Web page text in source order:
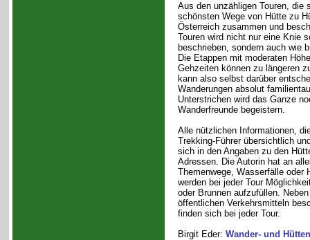
Aus den unzähligen Touren, die
schönsten Wege von Hütte zu
Österreich zusammen und
Touren wird nicht nur eine Knie
beschrieben, sondern auch wie
Die Etappen mit moderaten
Gehzeiten können zu längeren
kann also selbst darüber
Wanderungen absolut
Unterstrichen wird das Ganze
Wanderfreunde begeistern.
Alle nützlichen Informationen,
Trekking-Führer übersichtlich
sich in den Angaben zu den
Adressen. Die Autorin hat an
Themenwege, Wasserfälle
werden bei jeder Tour
oder Brunnen aufzufüllen.
öffentlichen Verkehrsmitteln
finden sich bei jeder Tour.
Birgit Eder: Wander- und